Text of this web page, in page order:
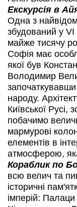
Екскурсія в
Одна з
збудований у VI
майже тисячу
Софія має
якої був
Володимир
народу.
Київської Русі,
побачимо
мармурові
елементів в
атмосферою, яка
Кораблик по
всю велич та
історичні
імперій: